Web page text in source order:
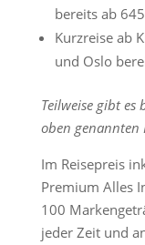
bereits ab
Kurzreise ab
und Oslo
Teilweise gibt
oben genannten
Im Reisepreis
Premium Alles
100
jeder Zeit und